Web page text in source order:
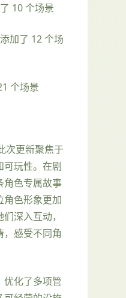
10 个场景
加了 12 个场
个场景
次更新聚焦于
可玩性。在剧
角色专属故事
角色形象更加
深入互动，
，感受不同角
优化了多项管